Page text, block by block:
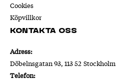
Cookies
Köpvillkor
Kontakta oss
Adress:
Döbelnsgatan 93, 113 52 Stockholm
Telefon: